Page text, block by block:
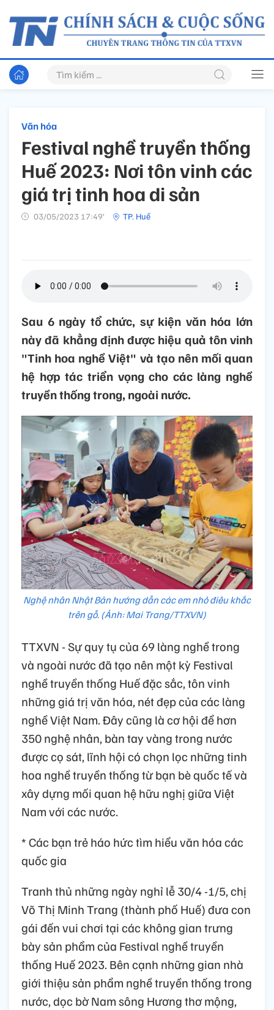
Văn hóa
Festival nghề truyền thống
Huế 2023: Nơi tôn vinh các
giá trị tinh hoa di sản
03/05/2023 17:49’ TP. Huế
Sau 6 ngày tổ chức, sự kiện văn hóa lớn
này đã khẳng định được hiệu quả tôn vinh
"Tinh hoa nghề Việt" và tạo nên mối quan
hệ hợp tác triển vọng cho các làng nghề
truyền thống trong, ngoài nước.
Nghệ nhân Nhật Bản hướng dẫn các em nhỏ điêu khắc
trên gỗ. (Ảnh: Mai Trang/TTXVN)
TTXVN - Sự quy tụ của 69 làng nghề trong
và ngoài nước đã tạo nên một kỳ Festival
nghề truyền thống Huế đặc sắc, tôn vinh
những giá trị văn hóa, nét đẹp của các làng
nghề Việt Nam. Đây cũng là cơ hội để hơn
350 nghệ nhân, bàn tay vàng trong nước
được cọ sát, lĩnh hội có chọn lọc những tinh
hoa nghề truyền thống từ bạn bè quốc tế và
xây dựng mối quan hệ hữu nghị giữa Việt
Nam với các nước.
* Các bạn trẻ háo hức tìm hiểu văn hóa các
quốc gia
Tranh thủ những ngày nghỉ lễ 30/4 -1/5, chị
Võ Thị Minh Trang (thành phố Huế) đưa con
gái đến vui chơi tại các không gian trưng
bày sản phẩm của Festival nghề truyền
thống Huế 2023. Bên cạnh những gian nhà
giới thiệu sản phẩm nghề truyền thống trong
nước, dọc bờ Nam sông Hương thơ mộng,